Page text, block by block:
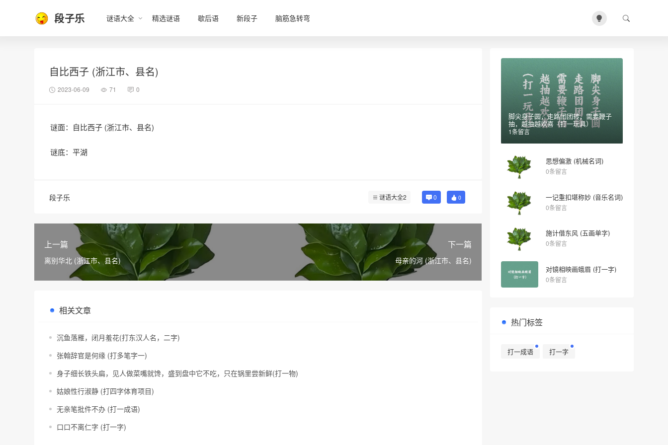
段子乐 谜语大全 精选谜语 歇后语 新段子 脑筋急转弯
自比西子 (浙江市、县名)
2023-06-09 71 0
谜面：自比西子 (浙江市、县名)
谜底：平湖
段子乐 谜语大全2 0 0
上一篇
离别华北 (浙江市、县名)
下一篇
母亲的河 (浙江市、县名)
相关文章
沉鱼落雁，闭月羞花(打东汉人名，二字)
张翰辞官是何缘 (打多笔字一)
身子细长铁头扁，见人做菜嘴就馋，盛到盘中它不吃，只在锅里尝新鲜(打一物)
姑娘性行淑静 (打四字体育项目)
无亲笔批件不办 (打一成语)
口口不离仁字 (打一字)
脚尖身子圆，走路团团转，需要鞭子
抽，越抽越欢喜（打一玩具）
1条留言
思想偏激 (机械名词)
0条留言
一记重扣堪称妙 (音乐名词)
0条留言
施计借东风 (五画单字)
0条留言
对镜相映画蛾眉 (打一字)
0条留言
热门标签
打一成语 打一字